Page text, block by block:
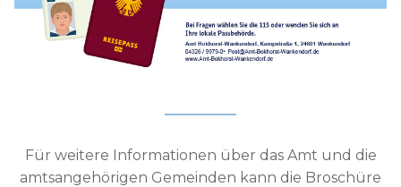
Für weitere Informationen über das Amt und die
amtsangehörigen Gemeinden kann die Broschüre